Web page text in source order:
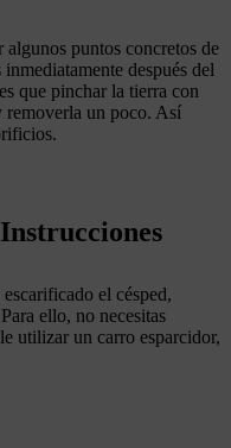
algunos puntos concretos de
después del
que pinchar la tierra con
removerla un poco. Así
el césped,
ello, no necesitas
utilizar un carro esparcidor,